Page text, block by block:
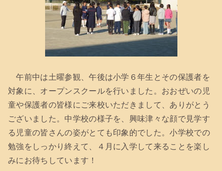
午前中は土曜参観、午後は小学６年生とその保護者を
対象に、オープンスクールを行いました。おおぜいの児
童や保護者の皆様にご来校いただきまして、ありがとう
ございました。中学校の様子を、興味津々な顔で見学す
る児童の皆さんの姿がとても印象的でした。小学校での
勉強をしっかり終えて、４月に入学して来ることを楽し
みにお待ちしています！